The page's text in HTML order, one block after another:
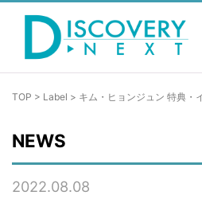
TOP > Label > キム・ヒョンジュン 特典・
NEWS
2022.08.08